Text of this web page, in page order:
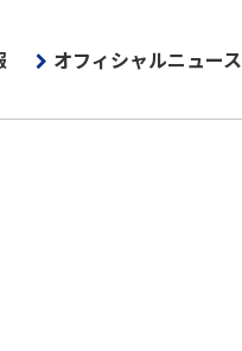
オフィシャルニュース